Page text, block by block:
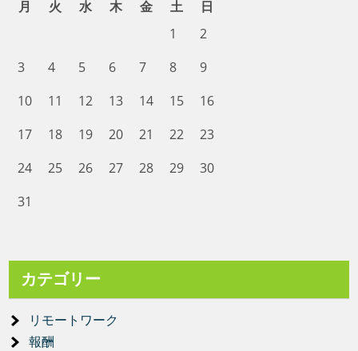
月
火 水 木 金 土
日
1
2
3
4 5 6 7 8
9
10
11 12 13 14 15
16
17
18 19 20 21 22
23
24
25 26 27 28 29
30
31
カテゴリー
リモートワーク
報酬